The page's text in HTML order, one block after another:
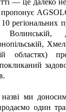
— це далеко
пропонує
регіональних
областях)
ми
один